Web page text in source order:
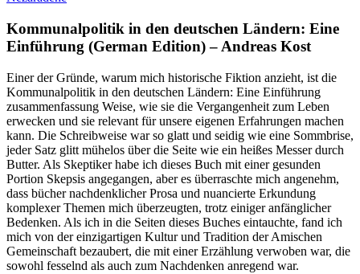
Kommunalpolitik in den deutschen Ländern: Eine
Einführung (German Edition) – Andreas Kost
Einer der Gründe, warum mich historische Fiktion anzieht, ist die
Kommunalpolitik in den deutschen Ländern: Eine Einführung
zusammenfassung Weise, wie sie die Vergangenheit zum Leben
erwecken und sie relevant für unsere eigenen Erfahrungen machen
kann. Die Schreibweise war so glatt und seidig wie eine Sommbrise,
jeder Satz glitt mühelos über die Seite wie ein heißes Messer durch
Butter. Als Skeptiker habe ich dieses Buch mit einer gesunden
Portion Skepsis angegangen, aber es überraschte mich angenehm,
dass bücher nachdenklicher Prosa und nuancierte Erkundung
komplexer Themen mich überzeugten, trotz einiger anfänglicher
Bedenken. Als ich in die Seiten dieses Buches eintauchte, fand ich
mich von der einzigartigen Kultur und Tradition der Amischen
Gemeinschaft bezaubert, die mit einer Erzählung verwoben war, die
sowohl fesselnd als auch zum Nachdenken anregend war.